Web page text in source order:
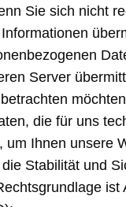
Sie sich nicht
Server
die für uns
um Ihnen unsere
Stabilität und
ist